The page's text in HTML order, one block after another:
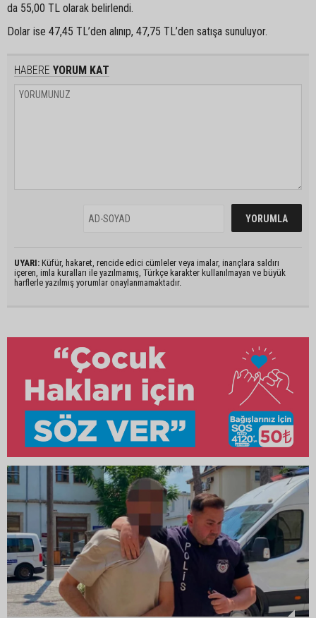
da 55,00 TL olarak belirlendi.
Dolar ise 47,45 TL’den alınıp, 47,75 TL’den satışa sunuluyor.
HABERE YORUM KAT
UYARI: Küfür, hakaret, rencide edici cümleler veya imalar, inançlara saldırı
içeren, imla kuralları ile yazılmamış, Türkçe karakter kullanılmayan ve büyük
harflerle yazılmış yorumlar onaylanmamaktadır.